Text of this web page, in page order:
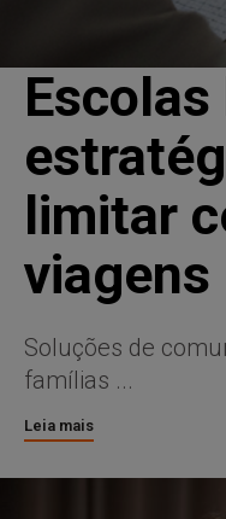
limitar
viagens
Soluções de
famílias ...
Leia mais